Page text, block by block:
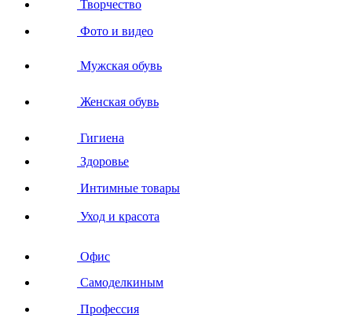
Творчество
Фото и видео
Мужская обувь
Женская обувь
Гигиена
Здоровье
Интимные товары
Уход и красота
Офис
Самоделкиным
Профессия